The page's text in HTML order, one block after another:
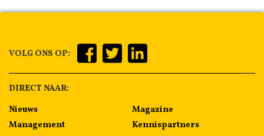
VOLG ONS OP:
DIRECT NAAR:
Nieuws
Management
Magazine
Kennispartners